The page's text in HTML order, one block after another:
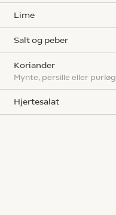
lime
salt og peber
koriander
mynte, persille eller purløg
hjertesalat